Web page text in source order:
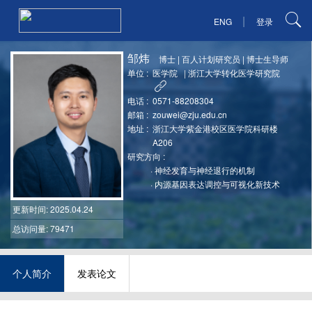
ENG | 登录
更新时间: 2025.04.24
总访问量: 79471
邹炜 博士 |百人计划研究员 |博士生导师
单位 : 医学院 |浙江大学转化医学研究院
电话 : 0571-88208304
邮箱 : zouwei@zju.edu.cn
地址 : 浙江大学紫金港校区医学院科研楼
A206
研究方向 :
·神经发育与神经退行的机制
· 内源基因表达调控与可视化新技术
个人简介 发表论文